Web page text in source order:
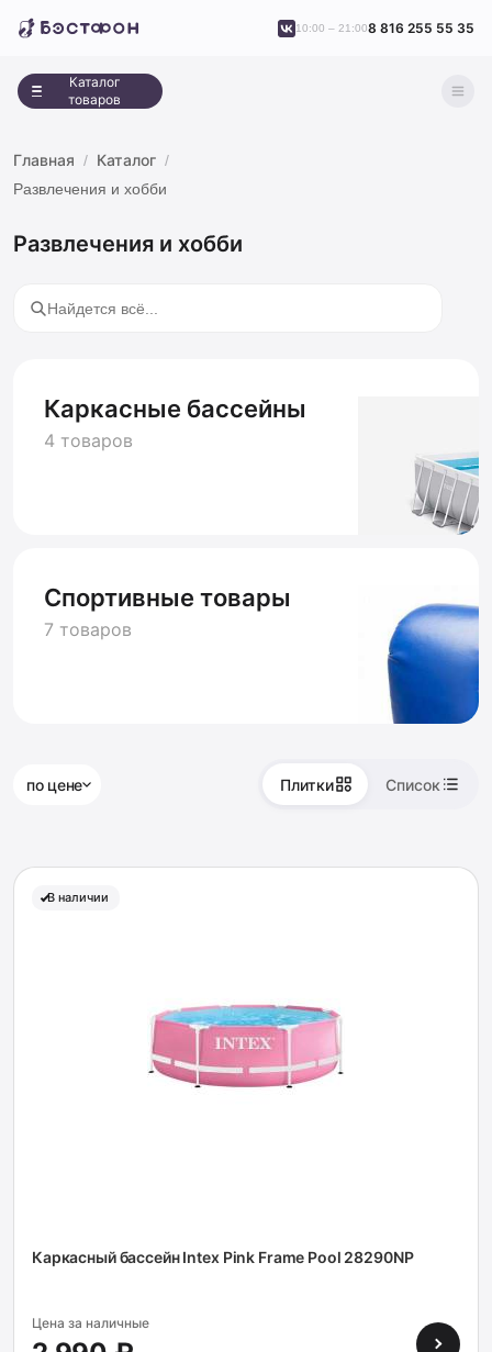
Каталог
товаров
10:00 – 21:008 816 255 55 35
Главная Каталог
Развлечения и хобби
Развлечения и хобби
Каркасные бассейны
4 товаров
Спортивные товары
7 товаров
по цене Плитки Список
В наличии
Каркасный бассейн Intex Pink Frame Pool 28290NP
Цена за наличные